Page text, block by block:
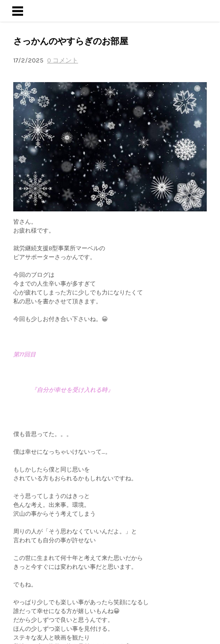
ようこそ
活動内容
ブログ
さっかんのやすらぎのお部屋
17/2/2025 0 コメント
皆さん。
お疲れ様です。
就労継続支援B型事業所マーベルの
ピアサポーターさっかんです。
今回のブログは
今までの人生辛い事が多すぎて
心が疲れてしまった方に少しでも力になりたくて
私の思いを書かさせて頂きます。
今回も少しお付き合い下さいね。😀
第77回目
『自分が幸せを受け入れる時』
僕も昔思ってた。。。
僕は幸せになっちゃいけないって…。
もしかしたら僕と同じ思いを
されている方もおられるかもしれないですね。
そう思ってしまうのはきっと
色んな考え。出来事。環境。
沢山の事からそう考えてしまう
周りの人が「そう思わなくていいんだよ。」と
言われても自分の事が許せない
この世に生まれて何十年と考えて来た思いだから
きっと今すぐには変われない事だと思います。
でもね。
やっぱり少しでも楽しい事があったら笑顔になるし
誰だって幸せになる方が嬉しいもんね😀
だから少しずつで良いと思うんです。
ほんの少しずつ楽しい事を見付ける。
ステキな友人と映画を観たり